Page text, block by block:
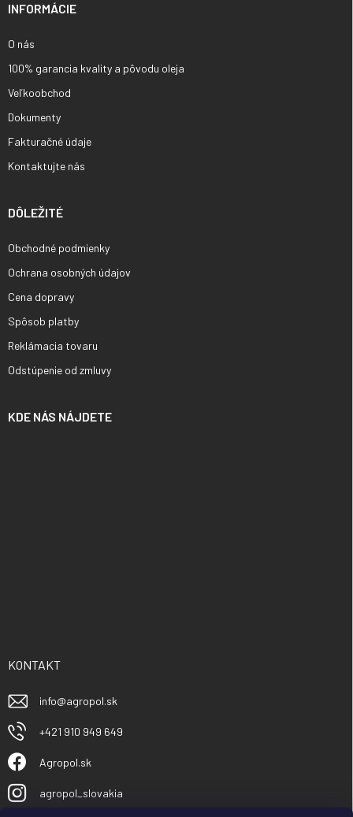
INFORMÁCIE
O nás
100% garancia kvality a pôvodu oleja
Veľkoobchod
Dokumenty
Fakturačné údaje
Kontaktujte nás
DÔLEŽITÉ
Obchodné podmienky
Ochrana osobných údajov
Cena dopravy
Spôsob platby
Reklámacia tovaru
Odstúpenie od zmluvy
KDE NÁS NÁJDETE
KONTAKT
info@agropol.sk
+421 910 949 649
Agropol.sk
agropol_slovakia